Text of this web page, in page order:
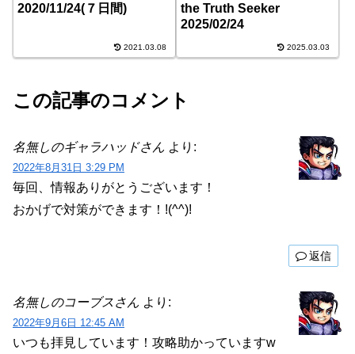
2020/11/24(７日間)
2021.03.08
the Truth Seeker
2025/02/24
2025.03.03
この記事のコメント
名無しのギャラハッドさん より:
2022年8月31日 3:29 PM
毎回、情報ありがとうございます！
おかげで対策ができます！!(^^)!
返信
名無しのコーブスさん より:
2022年9月6日 12:45 AM
いつも拝見しています！攻略助かっていますw